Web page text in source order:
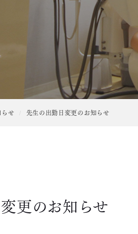
らせ 先生の出勤日変更のお知らせ
更のお知らせ